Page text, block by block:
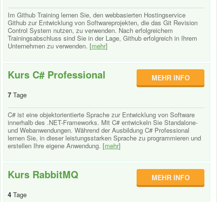
Im Github Training lernen Sie, den webbasierten Hostingservice
Github zur Entwicklung von Softwareprojekten, die das Git Revision
Control System nutzen, zu verwenden. Nach erfolgreichem
Trainingsabschluss sind Sie in der Lage, Github erfolgreich in Ihrem
Unternehmen zu verwenden. [mehr]
Kurs C# Professional
7 Tage
MEHR INFO
C# ist eine objektorientierte Sprache zur Entwicklung von Software
innerhalb des .NET-Frameworks. Mit C# entwickeln Sie Standalone-
und Webanwendungen. Während der Ausbildung C# Professional
lernen Sie, in dieser leistungsstarken Sprache zu programmieren und
erstellen Ihre eigene Anwendung. [mehr]
Kurs RabbitMQ
4 Tage
MEHR INFO